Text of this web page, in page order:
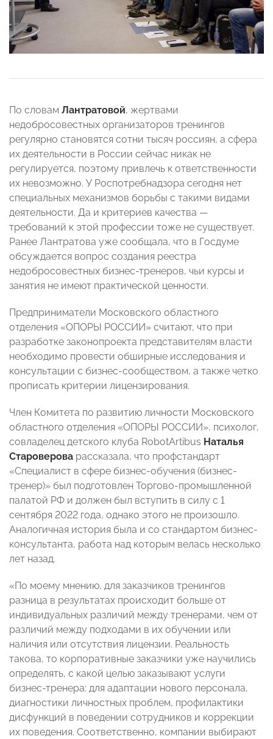
По словам Лантратовой, жертвами
недобросовестных организаторов тренингов
регулярно становятся сотни тысяч россиян, а сфера
их деятельности в России сейчас никак не
регулируется, поэтому привлечь к ответственности
их невозможно. У Роспотребнадзора сегодня нет
специальных механизмов борьбы с такими видами
деятельности. Да и критериев качества —
требований к этой профессии тоже не существует.
Ранее Лантратова уже сообщала, что в Госдуме
обсуждается вопрос создания реестра
недобросовестных бизнес-тренеров, чьи курсы и
занятия не имеют практической ценности.
Предприниматели Московского областного
отделения «ОПОРЫ РОССИИ» считают, что при
разработке законопроекта представителям власти
необходимо провести обширные исследования и
консультации с бизнес-сообществом, а также четко
прописать критерии лицензирования.
Член Комитета по развитию личности Московского
областного отделения «ОПОРЫ РОССИИ», психолог,
совладелец детского клуба RobotArtibus Наталья
Староверова рассказала, что профстандарт
«Специалист в сфере бизнес-обучения (бизнес-
тренер)» был подготовлен Торгово-промышленной
палатой РФ и должен был вступить в силу с 1
сентября 2022 года, однако этого не произошло.
Аналогичная история была и со стандартом бизнес-
консультанта, работа над которым велась несколько
лет назад.
«По моему мнению, для заказчиков тренингов
разница в результатах происходит больше от
индивидуальных различий между тренерами, чем от
различий между подходами в их обучении или
наличия или отсутствия лицензии. Реальность
такова, то корпоративные заказчики уже научились
определять, с какой целью заказывают услуги
бизнес-тренера: для адаптации нового персонала,
диагностики личностных проблем, профилактики
дисфункций в поведении сотрудников и коррекции
их поведения. Соответственно, компании выбирают